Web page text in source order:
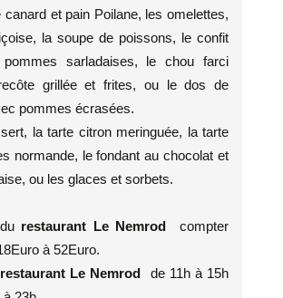
canard et pain Poilane, les omelettes,
la soupe de poissons, le confit
sarladaises, le chou farci
grillée et frites, ou le dos de
pommes écrasées.
la tarte citron meringuée, la tarte
normande, le fondant au chocolat et
ou les glaces et sorbets.
restaurant Le Nemrod compter
à 52Euro.
restaurant Le Nemrod de 11h à 15h